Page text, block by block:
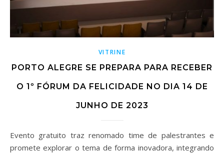
VITRINE
PORTO ALEGRE SE PREPARA PARA RECEBER
O 1º FÓRUM DA FELICIDADE NO DIA 14 DE
JUNHO DE 2023
Evento gratuito traz renomado time de palestrantes e
promete explorar o tema de forma inovadora, integrando